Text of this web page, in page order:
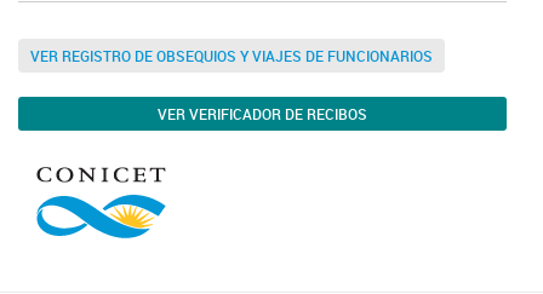
VER REGISTRO DE OBSEQUIOS Y VIAJES DE FUNCIONARIOS
VER VERIFICADOR DE RECIBOS